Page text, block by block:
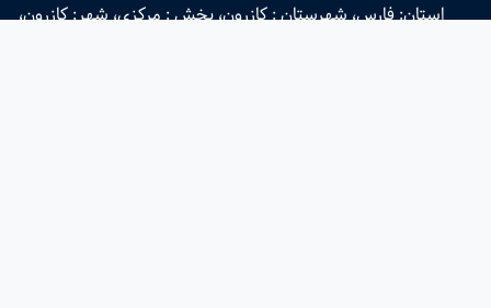
استان: فارس، شهرستان : کازرون، بخش : مرکزی، شهر: کازرون،